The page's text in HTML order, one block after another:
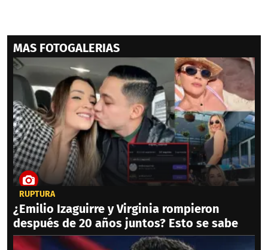
MAS FOTOGALERIAS
RUPTURA
¿Emilio Izaguirre y Virginia rompieron
después de 20 años juntos? Esto se sabe